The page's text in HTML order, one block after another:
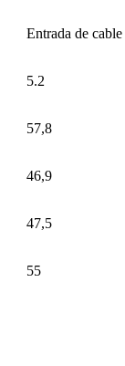
Entrada de
5.2
57,8
46,9
47,5
55